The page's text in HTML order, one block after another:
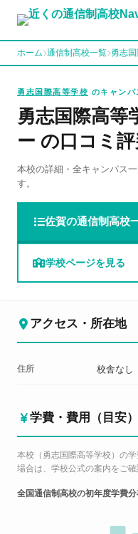
ホーム 通信制高校一覧 勇志
勇志国際高等学校 のキャンパ
勇志国際高等
ー の口コミ評
本校の詳細・全キャンパス
す。
佐賀の通信制高校
学校ページを見る
アクセス・所在地
住所 校舎なし
学費・費用（目安）
本校（勇志国際高等学校）の
場合は、学校公式の案内をご確
全国通信制高校の初年度学費